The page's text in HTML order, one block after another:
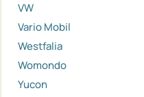
VW
Vario Mobil
Westfalia
Womondo
Yucon